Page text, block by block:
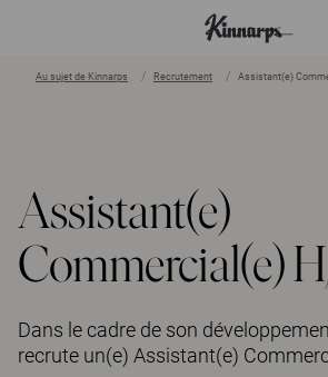
Au sujet de Kinnarps Recrutement Assistant(e)
Assistant(e)
Commercial(e)
Dans le cadre de son
recrute un(e) Assistant(e)